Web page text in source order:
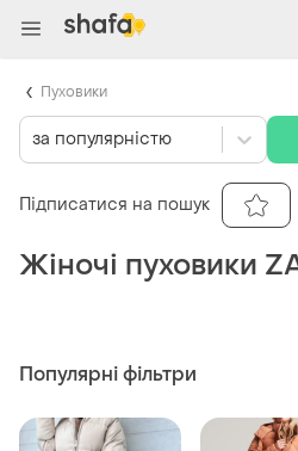
Жіночі пуховики
Популярні фільтри
за популярністю
Підписатися на пошук
Пуховики